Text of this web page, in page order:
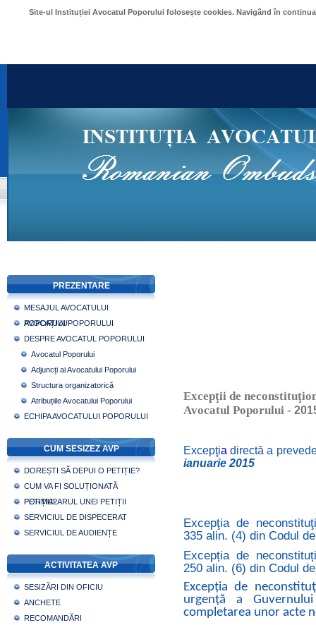
Site-ul Instituției Avocatul Poporului folosește cookies. Navigând în
PREZENTARE
MESAJUL AVOCATULUI
POPORULUI
AVOCAȚI AI POPORULUI
DESPRE AVOCATUL POPORULUI
Avocatul Poporului
Adjuncți ai Avocatului Poporului
Structura organizatorică
Atribuțiile Avocatului Poporului
ECHIPA AVOCATULUI POPORULUI
CUM SESIZEZ AVP
DOREȘTI SĂ DEPUI O PETIȚIE?
CUM VA FI SOLUȚIONATĂ
PETIȚIA?
FORMULARUL UNEI PETIȚII
SERVICIUL DE DISPECERAT
SERVICIUL DE AUDIENȚE
ACTIVITATEA AVP
SESIZĂRI DIN OFICIU
ANCHETE
RECOMANDĂRI
Excepţii de
Avocatul Poporului -
Excepţia directă a
ianuarie 2015
Excepţia de
335 alin. (4) din Codul
Excepția de
250 alin. (6) din Codul
Excepția de
urgență a
completarea unor acte